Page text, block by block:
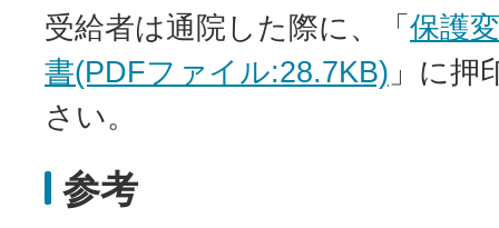
受給者は通院した際に、「 保護
書(PDFファイル:28.7KB) 」に押
さい。
参考